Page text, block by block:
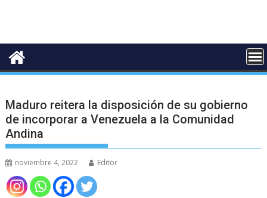
Maduro reitera la disposición de su gobierno
de incorporar a Venezuela a la Comunidad
Andina
noviembre 4, 2022 Editor